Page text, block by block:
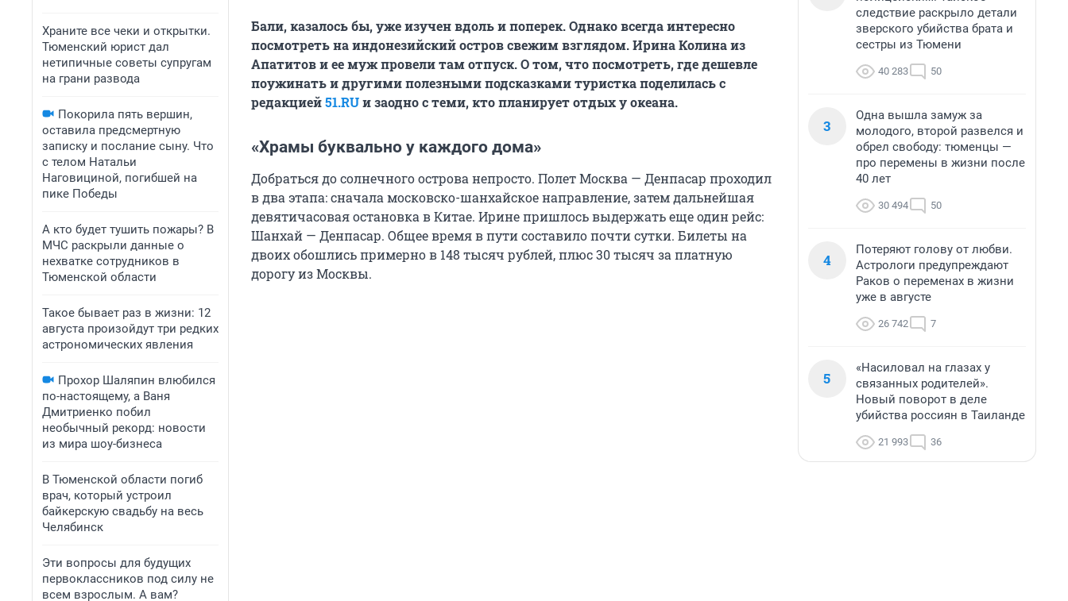
Храните все чеки и открытки.
Тюменский юрист дал
нетипичные советы супругам
на грани развода
Покорила пять вершин,
оставила предсмертную
записку и послание сыну. Что
с телом Натальи
Наговициной, погибшей на
пике Победы
А кто будет тушить пожары? В
МЧС раскрыли данные о
нехватке сотрудников в
Тюменской области
Такое бывает раз в жизни: 12
августа произойдут три редких
астрономических явления
Прохор Шаляпин влюбился
по-настоящему, а Ваня
Дмитриенко побил
необычный рекорд: новости
из мира шоу-бизнеса
В Тюменской области погиб
врач, который устроил
байкерскую свадьбу на весь
Челябинск
Эти вопросы для будущих
первоклассников под силу не
всем взрослым. А вам?
Бали, казалось бы, уже изучен вдоль и поперек. Однако всегда интересно
посмотреть на индонезийский остров свежим взглядом. Ирина Колина из
Апатитов и ее муж провели там отпуск. О том, что посмотреть, где дешевле
поужинать и другими полезными подсказками туристка поделилась с
редакцией51.RUи заодно с теми, кто планирует отдых у океана.
«Храмы буквально у каждого дома»
Добраться до солнечного острова непросто. Полет Москва — Денпасар проходил
в два этапа: сначала московско-шанхайское направление, затем дальнейшая
девятичасовая остановка в Китае. Ирине пришлось выдержать еще один рейс:
Шанхай — Денпасар. Общее время в пути составило почти сутки. Билеты на
двоих обошлись примерно в 148 тысяч рублей, плюс30 тысяч за платную
дорогу из Москвы.
следствие раскрыло детали
зверского убийства брата и
сестры из Тюмени
40 283 50
3
Одна вышла замуж за
молодого, второй развелся и
обрел свободу: тюменцы —
про перемены в жизни после
40 лет
30 494 50
4
Потеряют голову от любви.
Астрологи предупреждают
Раков о переменах в жизни
уже в августе
26 742 7
5
«Насиловал на глазах у
связанных родителей».
Новый поворот в деле
убийства россиян в Таиланде
21 993 36